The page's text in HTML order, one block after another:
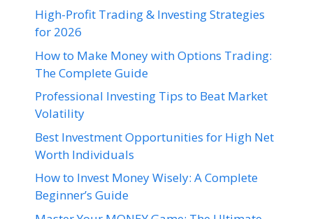
High-Profit Trading & Investing Strategies
for 2026
How to Make Money with Options Trading:
The Complete Guide
Professional Investing Tips to Beat Market
Volatility
Best Investment Opportunities for High Net
Worth Individuals
How to Invest Money Wisely: A Complete
Beginner’s Guide